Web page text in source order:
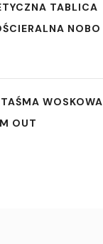
TABLICA
TAŚMA
OUT